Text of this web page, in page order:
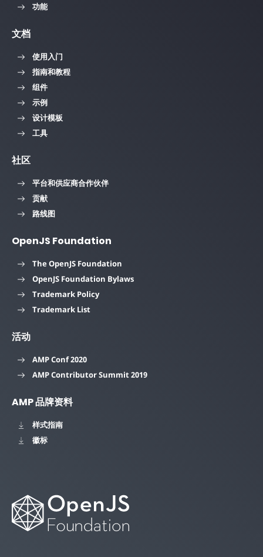
功能
文档
使用入门
指南和教程
组件
示例
设计模板
工具
社区
平台和供应商合作伙伴
贡献
路线图
OpenJS Foundation
The OpenJS Foundation
OpenJS Foundation Bylaws
Trademark Policy
Trademark List
活动
AMP Conf 2020
AMP Contributor Summit 2019
AMP 品牌资料
样式指南
徽标